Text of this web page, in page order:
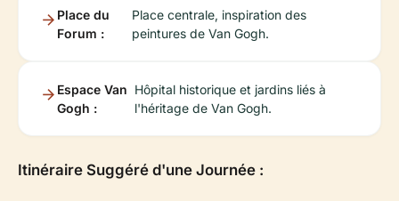
Place du
Forum :
Place centrale, inspiration des
peintures de Van Gogh.
Espace Van
Gogh :
Hôpital historique et jardins liés à
l'héritage de Van Gogh.
Itinéraire Suggéré d'une Journée :